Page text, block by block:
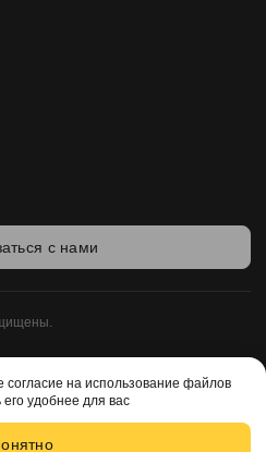
с нами
согласие на использование файлов
удобнее для вас